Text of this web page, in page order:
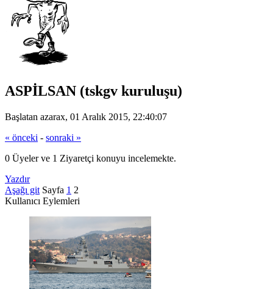
ASPİLSAN (tskgv kuruluşu)
Başlatan azarax, 01 Aralık 2015, 22:40:07
« önceki - sonraki »
0 Üyeler ve 1 Ziyaretçi konuyu incelemekte.
Yazdır
Aşağı git Sayfa 1 2
Kullanıcı Eylemleri